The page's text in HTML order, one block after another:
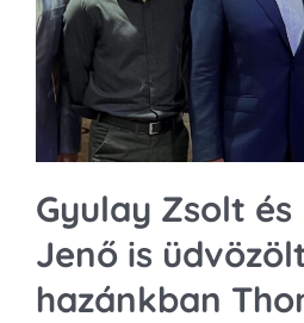
Kapcsolat
SEARCH
FOR:
Gyulay Zsolt
Jenő is
hazánkban